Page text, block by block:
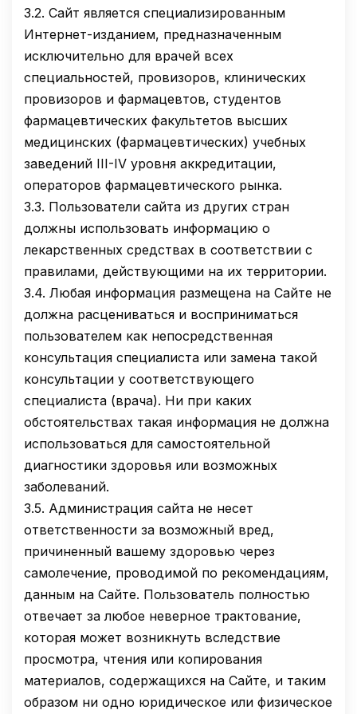
3.2. Сайт является специализированным
Интернет-изданием, предназначенным
исключительно для врачей всех
специальностей, провизоров, клинических
провизоров и фармацевтов, студентов
фармацевтических факультетов высших
медицинских (фармацевтических) учебных
заведений III-IV уровня аккредитации,
операторов фармацевтического рынка.
3.3. Пользователи сайта из других стран
должны использовать информацию о
лекарственных средствах в соответствии с
правилами, действующими на их территории.
3.4. Любая информация размещена на Сайте не
должна расцениваться и восприниматься
пользователем как непосредственная
консультация специалиста или замена такой
консультации у соответствующего
специалиста (врача). Ни при каких
обстоятельствах такая информация не должна
использоваться для самостоятельной
диагностики здоровья или возможных
заболеваний.
3.5. Администрация сайта не несет
ответственности за возможный вред,
причиненный вашему здоровью через
самолечение, проводимой по рекомендациям,
данным на Сайте. Пользователь полностью
отвечает за любое неверное трактование,
которая может возникнуть вследствие
просмотра, чтения или копирования
материалов, содержащихся на Сайте, и таким
образом ни одно юридическое или физическое